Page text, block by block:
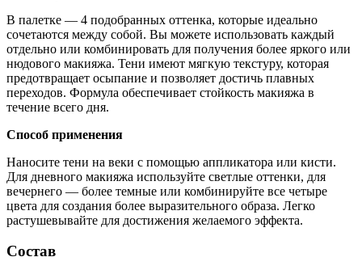
В палетке — 4 подобранных оттенка, которые идеально
сочетаются между собой. Вы можете использовать каждый
отдельно или комбинировать для получения более яркого или
нюдового макияжа. Тени имеют мягкую текстуру, которая
предотвращает осыпание и позволяет достичь плавных
переходов. Формула обеспечивает стойкость макияжа в
течение всего дня.
Способ применения
Наносите тени на веки с помощью аппликатора или кисти.
Для дневного макияжа используйте светлые оттенки, для
вечернего — более темные или комбинируйте все четыре
цвета для создания более выразительного образа. Легко
растушевывайте для достижения желаемого эффекта.
Состав